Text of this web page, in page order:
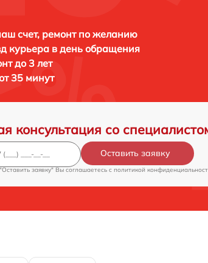
счет, ремонт по желанию
курьера в день обращения
до 3 лет
35 минут
консультация со
Оставить заявку
заявку" Вы соглашаетесь c политикой